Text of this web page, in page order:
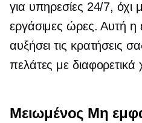
για υπηρεσίες 24/7, όχι
εργάσιμες ώρες. Αυτή η
αυξήσει τις κρατήσεις
πελάτες με
Μειωμένος Μη